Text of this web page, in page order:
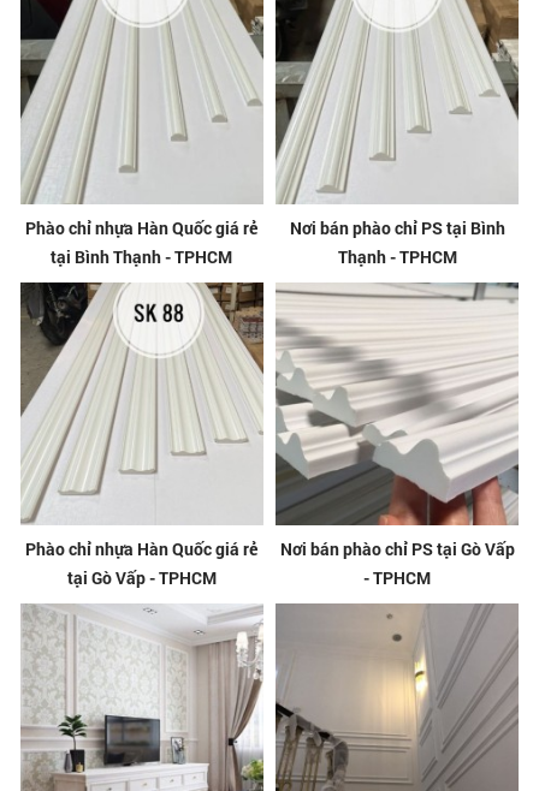
Phào chỉ nhựa Hàn Quốc giá rẻ
tại Bình Thạnh - TPHCM
Nơi bán phào chỉ PS tại Bình
Thạnh - TPHCM
Phào chỉ nhựa Hàn Quốc giá rẻ
tại Gò Vấp - TPHCM
Nơi bán phào chỉ PS tại Gò Vấp
- TPHCM